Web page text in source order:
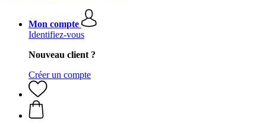
Mon compte
Identifiez-vous
Nouveau client ?
Créer un compte